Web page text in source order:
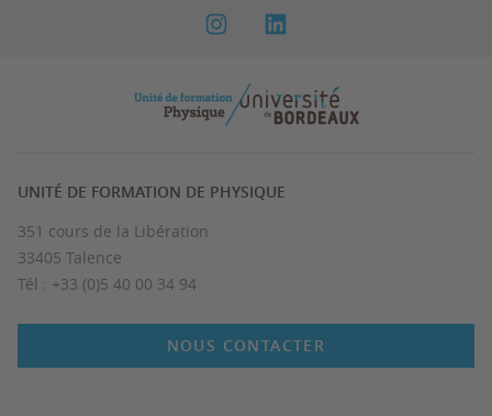
UNITÉ DE FORMATION DE PHYSIQUE
351 cours de la Libération
33405 Talence
Tél : +33 (0)5 40 00 34 94
NOUS CONTACTER